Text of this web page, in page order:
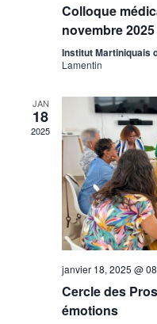
Colloque
novembre 2025
Institut Martiniquais
Lamentin
JAN
18
2025
janvier 18, 2025 @
Cercle des
émotions